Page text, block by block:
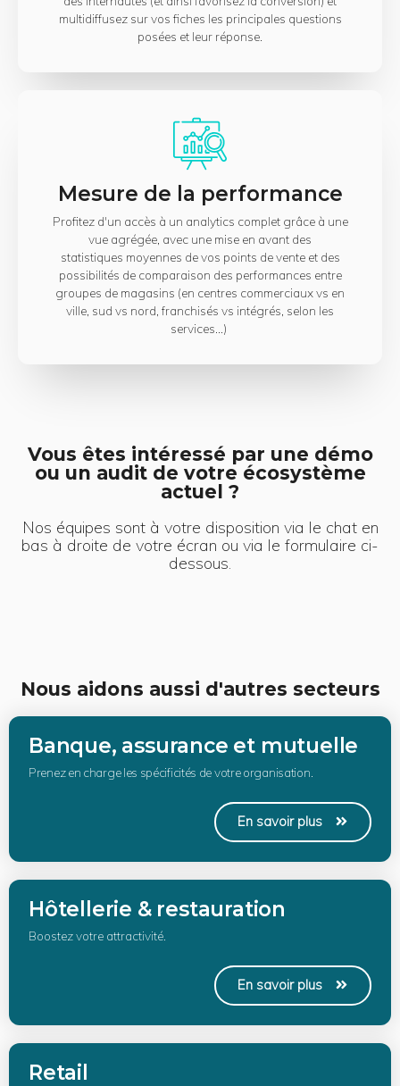
multidiffusez sur vos fiches les principales questions
posées et leur réponse.
Mesure de la performance
Profitez d'un accès à un analytics complet grâce à une
vue agrégée, avec une mise en avant des
statistiques moyennes de vos points de vente et des
possibilités de comparaison des performances entre
groupes de magasins (en centres commerciaux vs en
ville, sud vs nord, franchisés vs intégrés, selon les
services...)
Vous êtes intéressé par une démo
ou un audit de votre écosystème
actuel ?
Nos équipes sont à votre disposition via le chat en
bas à droite de votre écran ou via le formulaire ci-
dessous.
Nous aidons aussi d'autres secteurs
Banque, assurance et mutuelle
Prenez en charge les spécificités de votre organisation.
En savoir plus
Hôtellerie & restauration
Boostez votre attractivité.
En savoir plus
Retail